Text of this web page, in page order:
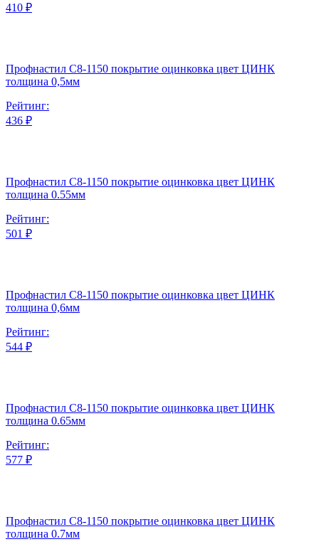
410 ₽
Профнастил С8-1150 покрытие оцинковка цвет ЦИНК
толщина 0,5мм
Рейтинг:
436 ₽
Профнастил С8-1150 покрытие оцинковка цвет ЦИНК
толщина 0.55мм
Рейтинг:
501 ₽
Профнастил С8-1150 покрытие оцинковка цвет ЦИНК
толщина 0,6мм
Рейтинг:
544 ₽
Профнастил С8-1150 покрытие оцинковка цвет ЦИНК
толщина 0.65мм
Рейтинг:
577 ₽
Профнастил С8-1150 покрытие оцинковка цвет ЦИНК
толщина 0.7мм